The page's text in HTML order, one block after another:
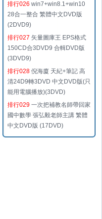
排行026 win7+win8.1+win10
28合一整合 繁體中文DVD版
(2DVD9)
排行027 矢量圖庫王 EPS格式
150CD合3DVD9 合輯DVD版
(3DVD9)
排行028 倪海廈 天紀+筆記 高
清24D9轉3DVD 中文DVD版(只
能用電腦播放)(3DVD)
排行029 一次把補教名師帶回家
國中數學 張弘毅老師主講 繁體
中文DVD版 (17DVD)